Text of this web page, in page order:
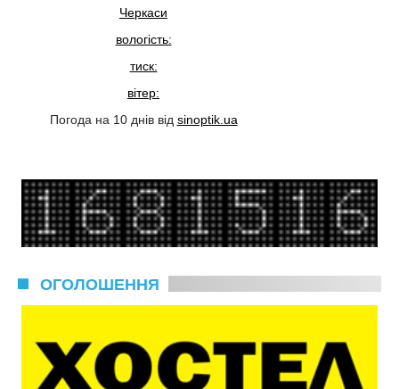
Черкаси
вологість:
тиск:
вітер:
Погода на 10 днів від sinoptik.ua
ОГОЛОШЕННЯ